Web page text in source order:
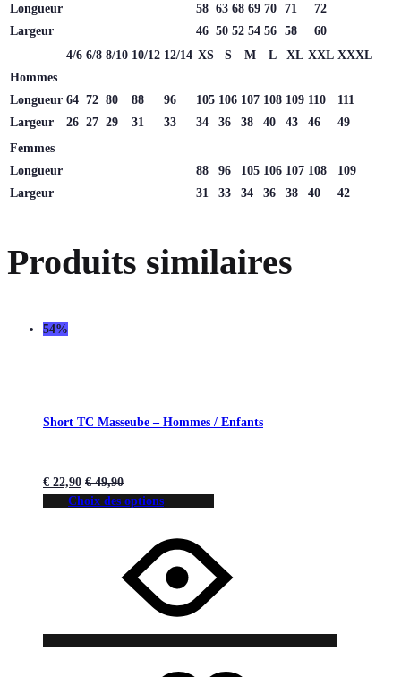
Longueur
58 63 68 69 70 71
72
Largeur
46 50 52 54 56 58
60
4/6 6/8 8/10 10/12 12/14 XS S M L XL XXL XXXL
Hommes
Longueur 64 72 80 88 96 105 106 107 108 109 110
111
Largeur
26 27 29 31 33 34 36 38 40 43 46
49
Femmes
Longueur
88 96 105 106 107 108
109
Largeur
31 33 34 36 38 40 42
Produits similaires
54%
Short TC Masseube – Hommes / Enfants
€ 22,90 €49,90
Choix des options